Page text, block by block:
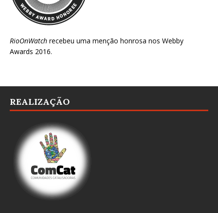
RioOnWatch recebeu uma menção honrosa nos Webby
Awards 2016.
REALIZAÇÃO